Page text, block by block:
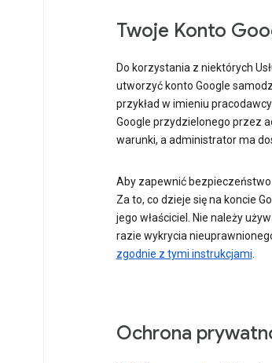
Twoje Konto
Do korzystania z niektórych
utworzyć konto Google
przykład w imieniu
Google przydzielonego przez
warunki, a administrator ma
Aby zapewnić bezpieczeństwo
Za to, co dzieje się na koncie
jego właściciel. Nie należy
razie wykrycia
zgodnie z tymi instrukcjami.
Ochrona